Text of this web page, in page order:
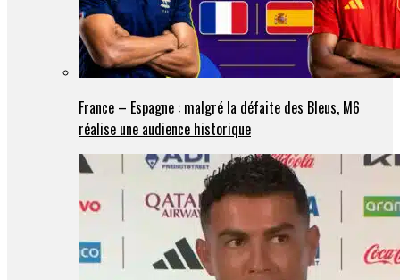
France – Espagne : malgré la défaite des Bleus, M6
réalise une audience historique